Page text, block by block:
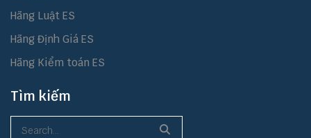
Hãng Luật ES
Hãng Định Giá ES
Hãng Kiểm toán ES
Tìm kiếm